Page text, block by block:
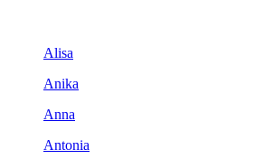
Alisa
Anika
Anna
Antonia